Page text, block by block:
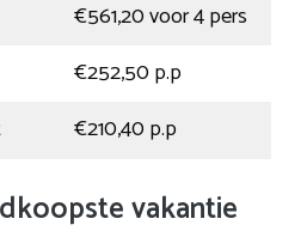
€561,20 voor 4 pers
€252,50 p.p
€210,40 p.p
vakantie